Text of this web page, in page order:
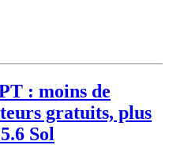
: moins de
gratuits, plus
Sol